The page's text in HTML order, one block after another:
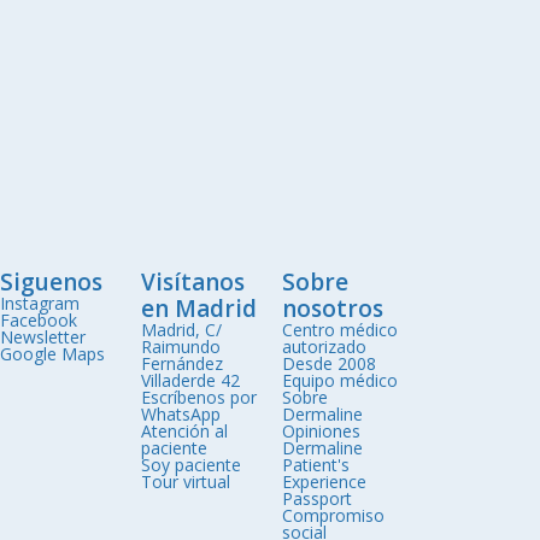
Siguenos
Instagram
Facebook
Newsletter
Google Maps
Visítanos
en Madrid
Madrid, C/
Raimundo
Fernández
Villaderde 42
Escríbenos por
WhatsApp
Atención al
paciente
Soy paciente
Tour virtual
Sobre
nosotros
Centro médico
autorizado
Desde 2008
Equipo médico
Sobre
Dermaline
Opiniones
Dermaline
Patient's
Experience
Passport
Compromiso
social